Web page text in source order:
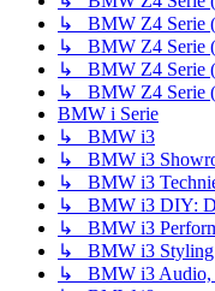
↳ BMW Z4 Serie
↳ BMW Z4 Serie
↳ BMW Z4 Serie
↳ BMW Z4 Serie
BMW i Serie
↳ BMW i3
↳ BMW i3
↳ BMW i3
↳ BMW i3 DIY:
↳ BMW i3
↳ BMW i3 Styling
↳ BMW i3 Audio,